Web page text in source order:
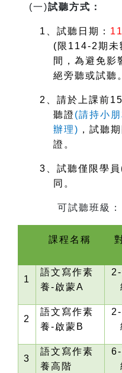
(一)試聽方式：
1 、試聽日期：
( 限114-2期未
間，為避免影
絕旁聽或試聽
2
、請於上課前
聽證 (請持小
辦理) ，試聽
證。
3
、試聽僅限學
同。
可試聽班級：
課程名稱
1
語文寫作素
養-啟蒙A
2
語文寫作素
養-啟蒙B
3
語文寫作素
養高階